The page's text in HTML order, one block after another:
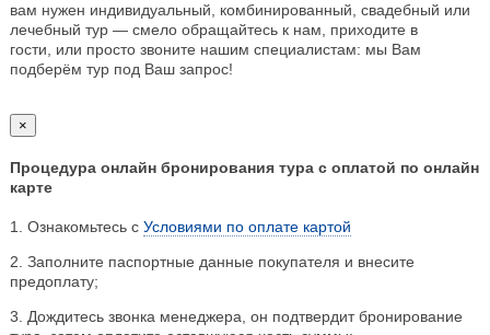
вам нужен индивидуальный, комбинированный, свадебный или
лечебный тур — смело обращайтесь к нам, приходите в
гости, или просто звоните нашим специалистам: мы Вам
подберём тур под Ваш запрос!
×
Процедура онлайн бронирования тура с оплатой по онлайн
карте
1. Ознакомьтесь с Условиями по оплате картой
2. Заполните паспортные данные покупателя и внесите
предоплату;
3. Дождитесь звонка менеджера, он подтвердит бронирование